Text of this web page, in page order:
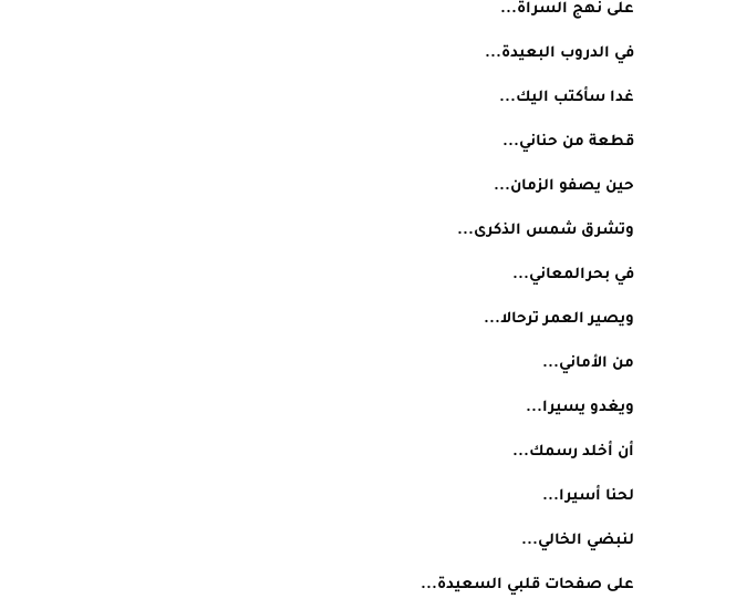
على نهج السراة...
في الدروب البعيدة...
غدا سأكتب اليك...
قطعة من حناني...
حين يصفو الزمان...
وتشرق شمس الذكرى...
في بحرالمعاني...
ويصير العمر ترحالا...
من الأماني...
ويغدو يسيرا...
أن أخلد رسمك...
لحنا أسيرا...
لنبضي الخالي...
على صفحات قلبي السعيدة...